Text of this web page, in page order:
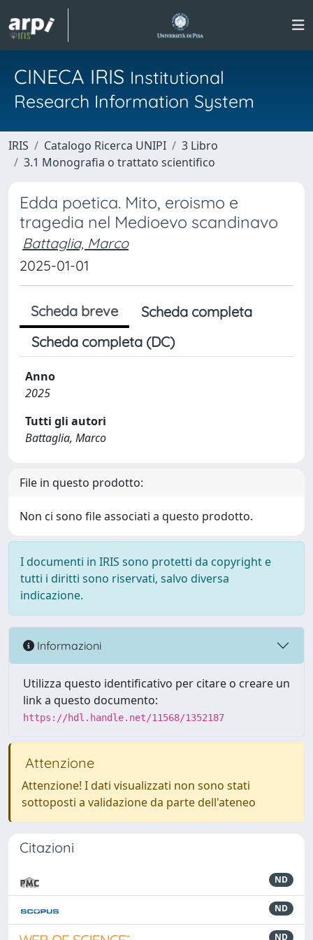
CINECA IRIS Institutional
Research Information System
IRIS Catalogo Ricerca UNIPI
3 Libro
3.1 Monografia o trattato scientifico
Edda poetica. Mito, eroismo e
tragedia nel Medioevo scandinavo
Battaglia, Marco
2025-01-01
Scheda breve
Scheda completa
Scheda completa (DC)
Anno
2025
Tutti gli autori
Battaglia, Marco
File in questo prodotto:
Non ci sono file associati a questo prodotto.
I documenti in IRIS sono protetti da copyright e
tutti i diritti sono riservati, salvo diversa
indicazione.
Informazioni
Utilizza questo identificativo per citare o creare un
link a questo documento:
https://hdl.handle.net/11568/1352187
Attenzione
Attenzione! I dati visualizzati non sono stati
sottoposti a validazione da parte dell'ateneo
Citazioni
ND
ND
ND